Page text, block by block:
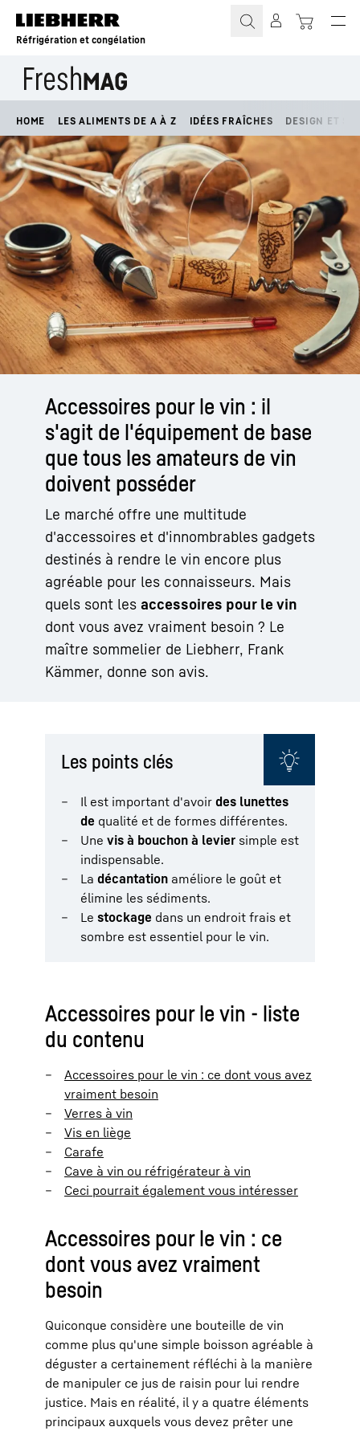
Réfrigération et congélation
HOME LES ALIMENTS DE A À Z IDÉES FRAÎCHES DESIGN ET
Accessoires pour le vin : il
s'agit de l'équipement de base
que tous les amateurs de vin
doivent posséder
Le marché offre une multitude
d'accessoires et d'innombrables gadgets
destinés à rendre le vin encore plus
agréable pour les connaisseurs. Mais
quels sont les accessoires pour le vin
dont vous avez vraiment besoin ? Le
maître sommelier de Liebherr, Frank
Kämmer, donne son avis.
Les points clés
Il est important d'avoir des lunettes
de qualité et de formes différentes.
Une vis à bouchon à levier simple est
indispensable.
La décantation améliore le goût et
élimine les sédiments.
Le stockage dans un endroit frais et
sombre est essentiel pour le vin.
Accessoires pour le vin - liste
du contenu
Accessoires pour le vin : ce dont vous avez
vraiment besoin
Verres à vin
Vis en liège
Carafe
Cave à vin ou réfrigérateur à vin
Ceci pourrait également vous intéresser
Accessoires pour le vin : ce
dont vous avez vraiment
besoin
Quiconque considère une bouteille de vin
comme plus qu'une simple boisson agréable à
déguster a certainement réfléchi à la manière
de manipuler ce jus de raisin pour lui rendre
justice. Mais en réalité, il y a quatre éléments
principaux auxquels vous devez prêter une